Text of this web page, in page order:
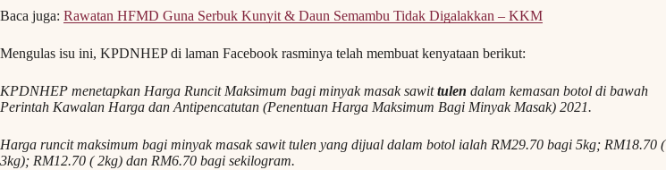
Baca juga: Rawatan HFMD Guna Serbuk Kunyit & Daun Semambu Tidak Digalakkan – KKM
Mengulas isu ini, KPDNHEP di laman Facebook rasminya telah membuat kenyataan berikut:
KPDNHEP menetapkan Harga Runcit Maksimum bagi minyak masak sawittulen dalam kemasan botol di bawah
Perintah Kawalan Harga dan Antipencatutan (Penentuan Harga Maksimum Bagi Minyak Masak) 2021.
Harga runcit maksimum bagi minyak masak sawit tulen yang dijual dalam botol ialah RM29.70 bagi 5kg; RM18.70 (
3kg); RM12.70 ( 2kg) dan RM6.70 bagi sekilogram.